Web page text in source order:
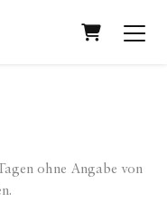
ohne Angabe von